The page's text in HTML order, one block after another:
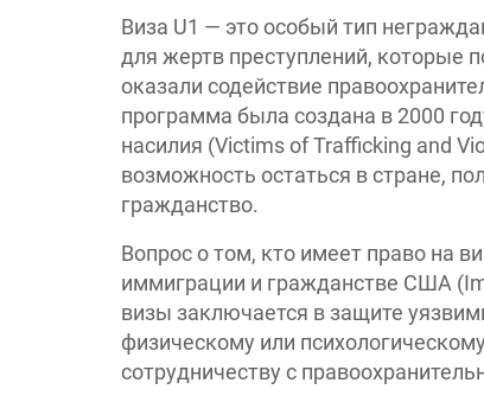
Виза U1 — это особый тип
для жертв преступлений, которые
оказали содействие
программа была создана в 2000
насилия (Victims of Trafficking and
возможность остаться в стране,
гражданство.
Вопрос о том, кто имеет право на
иммиграции и гражданстве США
визы заключается в защите
физическому или
сотрудничеству с